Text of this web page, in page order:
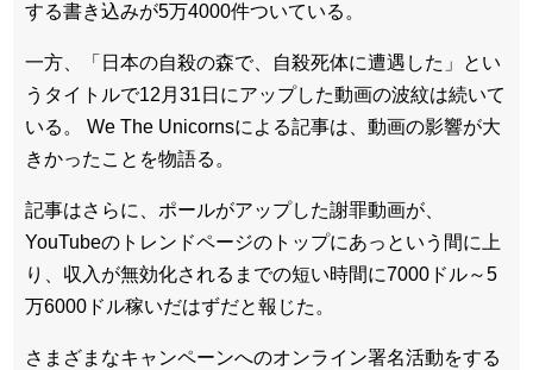
する書き込みが5万4000件ついている。
一方、「日本の自殺の森で、自殺死体に遭遇した」とい
うタイトルで12月31日にアップした動画の波紋は続いて
いる。 We The Unicornsによる記事は、動画の影響が大
きかったことを物語る。
記事はさらに、ポールがアップした謝罪動画が、
YouTubeのトレンドページのトップにあっという間に上
り、収入が無効化されるまでの短い時間に7000ドル～5
万6000ドル稼いだはずだと報じた。
さまざまなキャンペーンへのオンライン署名活動をする